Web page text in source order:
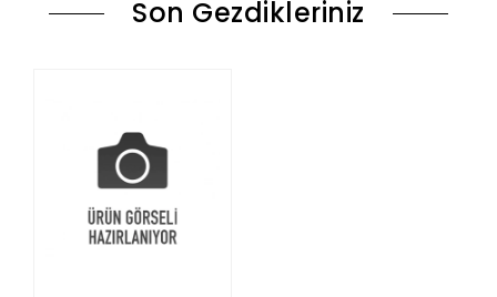
Son Gezdikleriniz